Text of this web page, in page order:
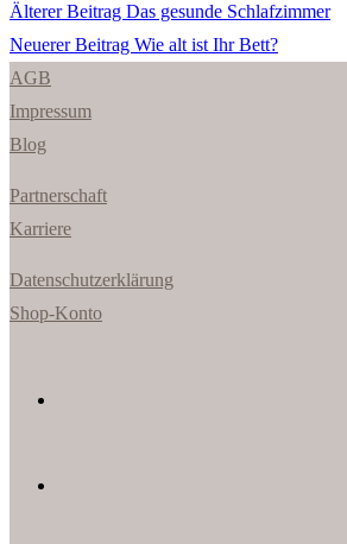
Älterer Beitrag Das gesunde Schlafzimmer
Neuerer Beitrag Wie alt ist Ihr Bett?
AGB
Impressum
Blog
Partnerschaft
Karriere
Datenschutzerklärung
Shop-Konto